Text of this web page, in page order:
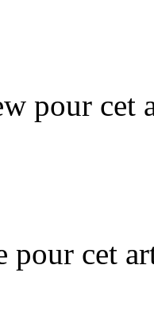
pour cet
pour cet